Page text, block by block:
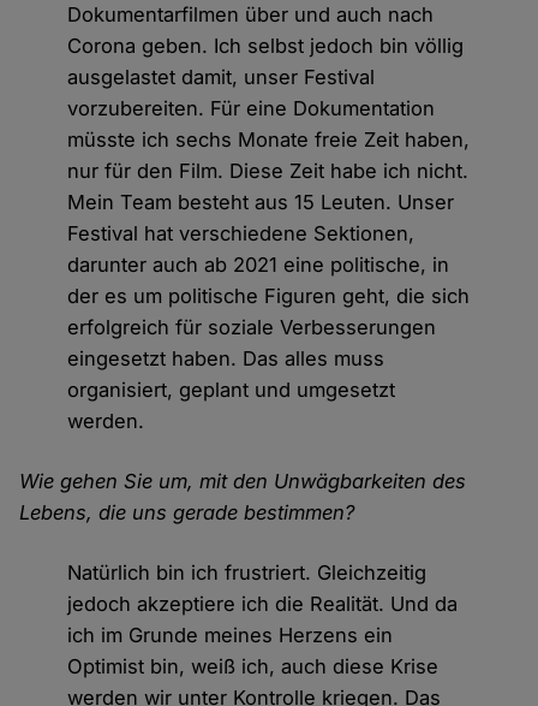
Dokumentarfilmen über und auch nach
Corona geben. Ich selbst jedoch bin völlig
ausgelastet damit, unser Festival
vorzubereiten. Für eine Dokumentation
müsste ich sechs Monate freie Zeit haben,
nur für den Film. Diese Zeit habe ich nicht.
Mein Team besteht aus 15 Leuten. Unser
Festival hat verschiedene Sektionen,
darunter auch ab 2021 eine politische, in
der es um politische Figuren geht, die sich
erfolgreich für soziale Verbesserungen
eingesetzt haben. Das alles muss
organisiert, geplant und umgesetzt
werden.
Wie gehen Sie um, mit den Unwägbarkeiten des
Lebens, die uns gerade bestimmen?
Natürlich bin ich frustriert. Gleichzeitig
jedoch akzeptiere ich die Realität. Und da
ich im Grunde meines Herzens ein
Optimist bin, weiß ich, auch diese Krise
werden wir unter Kontrolle kriegen. Das